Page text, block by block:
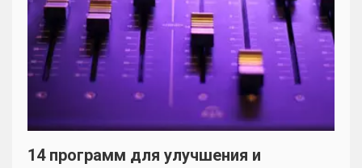
14 программ для улучшения и